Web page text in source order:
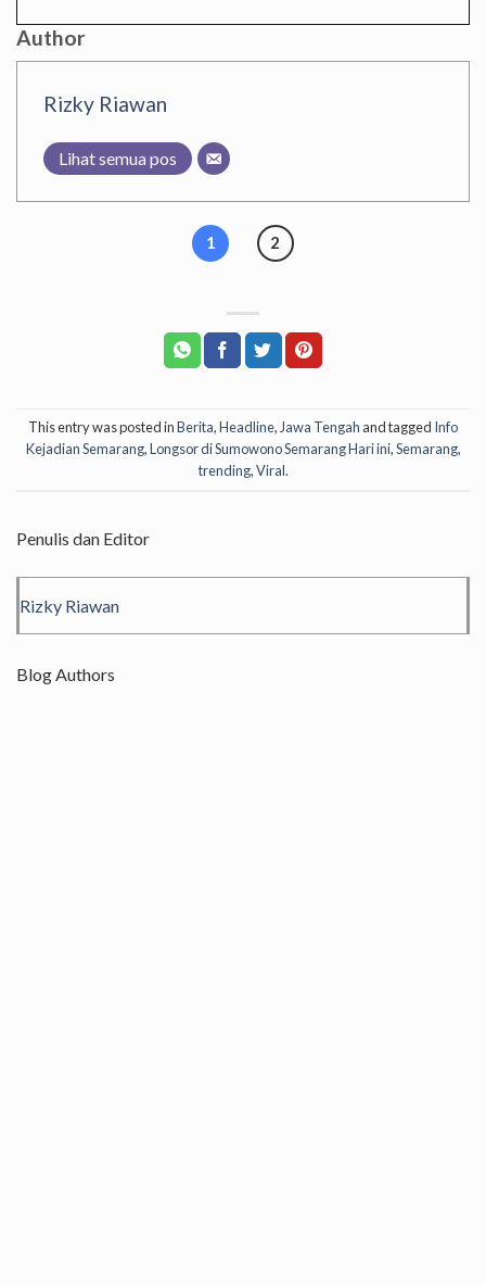
Author
Rizky Riawan
Lihat semua pos
1 2
This entry was posted inBerita,Headline, Jawa Tengah and tagged Info
Kejadian Semarang,Longsor di Sumowono Semarang Hari ini,Semarang,
trending,Viral.
Penulis dan Editor
Rizky Riawan
Blog Authors